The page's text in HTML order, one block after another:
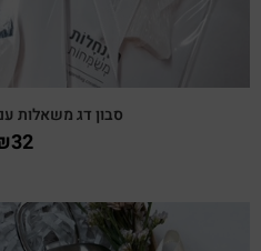
סבון דג משאלות
32